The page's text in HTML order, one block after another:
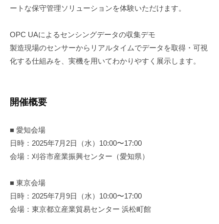
ートな保守管理ソリューションを体験いただけます。
OPC UAによるセンシングデータの収集デモ
製造現場のセンサーからリアルタイムでデータを取得・可視
化する仕組みを、実機を用いてわかりやすく展示します。
開催概要
■ 愛知会場
日時：2025年7月2日（水）10:00〜17:00
会場：刈谷市産業振興センター（愛知県）
■ 東京会場
日時：2025年7月9日（水）10:00〜17:00
会場：東京都立産業貿易センター 浜松町館